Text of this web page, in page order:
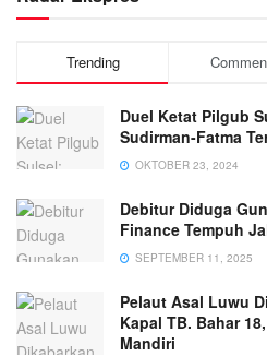
Trending
Duel Ketat Pilgub
Sudirman-Fatma
OKTOBER 23, 2024
Debitur Diduga
Finance Tempuh
SEPTEMBER 11, 2025
Pelaut Asal Luwu
Kapal TB. Bahar
Mandiri